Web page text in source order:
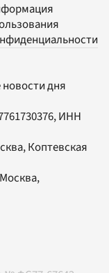
новости дня
ИНН
Коптевская
Москва,